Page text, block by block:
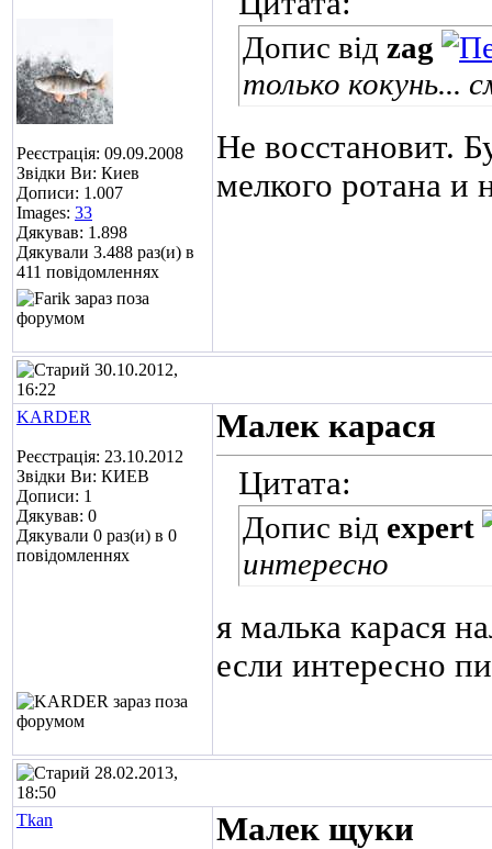
Реєстрація: 09.09.2008
Звідки Ви: Киев
Дописи: 1.007
Images: 33
Дякував: 1.898
Дякували 3.488 раз(и) в
411 повідомленнях
Допис від zag
только
Не восстановит.
мелкого ротана и
30.10.2012,
16:22
KARDER
Реєстрація: 23.10.2012
Звідки Ви: КИЕВ
Дописи: 1
Дякував: 0
Дякували 0 раз(и) в 0
повідомленнях
Малек карася
Цитата:
Допис від expert
интересно
я малька карася
если интересно
28.02.2013,
18:50
Tkan
Малек щуки